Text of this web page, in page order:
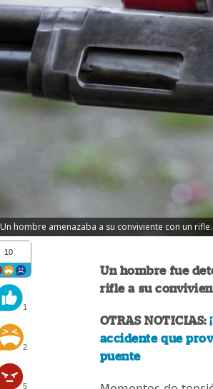
Un hombre amenazaba a su conviviente con un
10
1
2
5
Un hombre fue
rifle a su
OTRAS NOTICIAS:
accidente que
puente